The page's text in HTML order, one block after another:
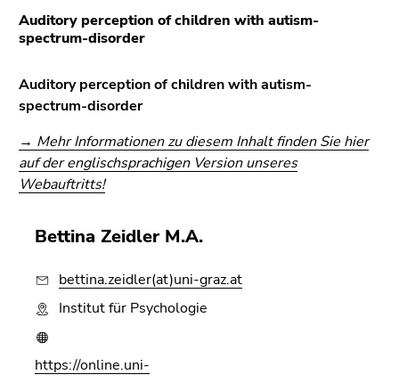
Zu
den
(Zugriffstaste
5)
Zu
den
Seiteneinstellungen
(Benutzer/Sprache)
8)
Suche
(Zugriffstaste
Auditory perception of children with autism-
spectrum-disorder
Auditory perception of children with autism-
spectrum-disorder
→ Mehr Informationen zu diesem Inhalt finden Sie hier
auf der englischsprachigen Version unseres
Webauftritts!
Bettina Zeidler M.A.
bettina.zeidler(at)uni-graz.at
Institut für Psychologie
https://online.uni-